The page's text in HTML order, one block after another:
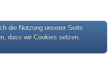
die Nutzung unserer Seite
dass wir Cookies setzen.